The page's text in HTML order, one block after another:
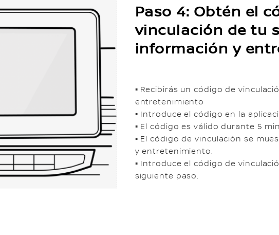
Paso 4: Obtén el
vinculación de tu
información y
▪ Recibirás un código de
entretenimiento
▪ Introduce el código en la
▪ El código es válido durante 5
▪ El código de vinculación se
y entretenimiento.
▪ Introduce el código de
siguiente paso.